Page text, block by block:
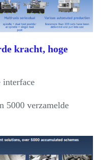
kracht, hoge
interface
5000 verzamelde